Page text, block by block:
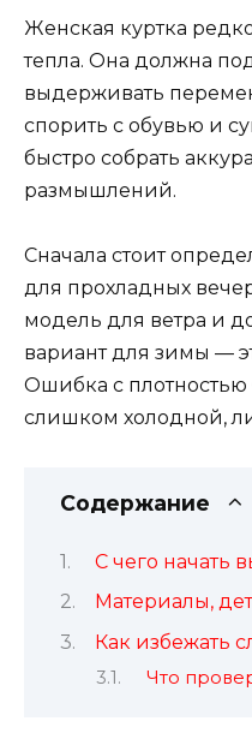
Женская куртка
тепла. Она должна
выдерживать
спорить с обувью и
быстро собрать
размышлений.
Сначала стоит
для прохладных
модель для ветра и
вариант для зимы —
Ошибка с
слишком холодной,
Содержание
С чего начать
Материалы,
Как избежать
Что